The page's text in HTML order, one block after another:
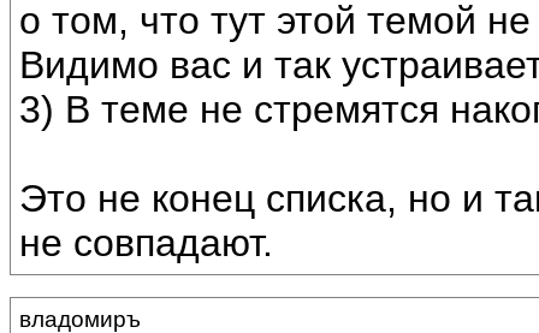
о том, что тут этой темой
Видимо вас и так
3) В теме не стремятся
Это не конец списка, но и
не совпадают.
владомиръ